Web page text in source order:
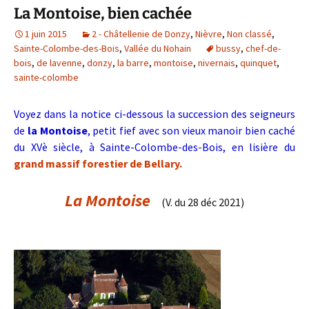
La Montoise, bien cachée
1 juin 2015 2 - Châtellenie de Donzy, Nièvre, Non classé,
Sainte-Colombe-des-Bois, Vallée du Nohain bussy, chef-de-
bois, de lavenne, donzy, la barre, montoise, nivernais, quinquet,
sainte-colombe
Voyez dans la notice ci-dessous la succession des seigneurs
de la Montoise, petit fief avec son vieux manoir bien caché
du XVè siècle, à Sainte-Colombe-des-Bois, en lisière du
grand massif forestier de Bellary.
La Montoise (V. du 28 déc 2021)